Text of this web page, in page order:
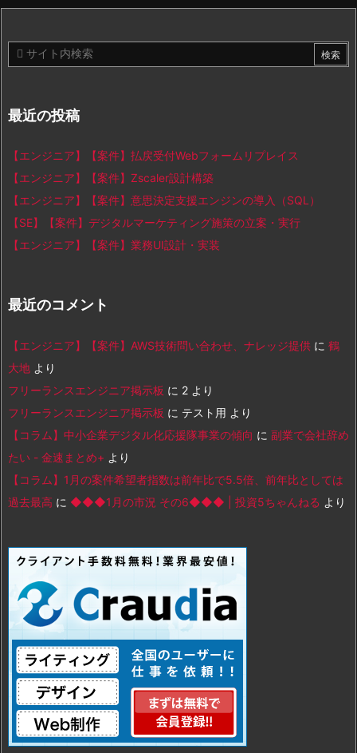
最近の投稿
【エンジニア】【案件】払戻受付Webフォームリプレイス
【エンジニア】【案件】Zscaler設計構築
【エンジニア】【案件】意思決定支援エンジンの導入（SQL）
【SE】【案件】デジタルマーケティング施策の立案・実行
【エンジニア】【案件】業務UI設計・実装
最近のコメント
【エンジニア】【案件】AWS技術問い合わせ、ナレッジ提供 に 鶴
大地 より
フリーランスエンジニア掲示板 に 2 より
フリーランスエンジニア掲示板 に テスト用 より
【コラム】中小企業デジタル化応援隊事業の傾向 に 副業で会社辞め
たい - 金速まとめ+ より
【コラム】1月の案件希望者指数は前年比で5.5倍、前年比としては
過去最高 に ◆◆◆1月の市況 その6◆◆◆ | 投資5ちゃんねる より